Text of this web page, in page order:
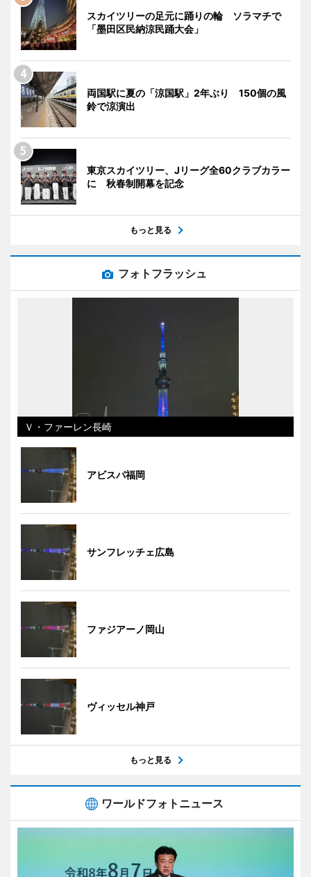
スカイツリーの足元に踊りの輪 ソラマチで
「墨田区民納涼民踊大会」
両国駅に夏の「涼国駅」2年ぶり 150個の風
鈴で涼演出
東京スカイツリー、Jリーグ全60クラブカラー
に 秋春制開幕を記念
もっと見る
フォトフラッシュ
Ｖ・ファーレン長崎
アビスパ福岡
サンフレッチェ広島
ファジアーノ岡山
ヴィッセル神戸
もっと見る
ワールドフォトニュース